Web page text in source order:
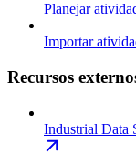
Planejar
Importar
Recursos
Industrial Data